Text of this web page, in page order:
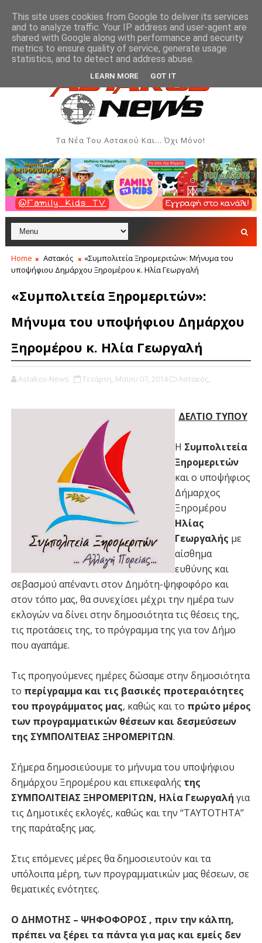
Ιονίου στον Αστακό ΠΟΛΙΤΙΣΜΌΣ Σήμερα η Έκθεση
Τα Νέα Του Αστακού Και... Όχι Μόνο!
Home Αστακός
«Συμπολιτεία Ξηρομεριτών»: Μήνυμα του
υποψήφιου Δημάρχου Ξηρομέρου κ. Ηλία Γεωργαλή
«Συμπολιτεία Ξηρομεριτών»:
Μήνυμα του υποψήφιου Δημάρχου
Ξηρομέρου κ. Ηλία Γεωργαλή
Astakos-News Τετάρτη, Μαΐου 07, 2014 Αστακός,
ΔΕΛΤΙΟ ΤΥΠΟΥ
Η Συμπολιτεία
Ξηρομεριτών
και ο υποψήφιος
Δήμαρχος
Ξηρομέρου
Ηλίας
Γεωργαλής με
αίσθημα
ευθύνης και
σεβασμού απέναντι στον Δημότη-ψηφοφόρο και
στον τόπο μας, θα συνεχίσει μέχρι την ημέρα των
εκλογών να δίνει στην δημοσιότητα τις θέσεις της,
τις προτάσεις της, το πρόγραμμα της για τον Δήμο
που αγαπάμε.
Τις προηγούμενες ημέρες δώσαμε στην δημοσιότητα
το περίγραμμα και τις βασικές προτεραιότητες
του προγράμματος μας, καθώς και το πρώτο μέρος
των προγραμματικών θέσεων και δεσμεύσεων
της ΣΥΜΠΟΛΙΤΕΙΑΣ ΞΗΡΟΜΕΡΙΤΩΝ.
Σήμερα δημοσιεύουμε το μήνυμα του υποψήφιου
δημάρχου Ξηρομέρου και επικεφαλής της
ΣΥΜΠΟΛΙΤΕΙΑΣ ΞΗΡΟΜΕΡΙΤΩΝ, Ηλία Γεωργαλή για
τις Δημοτικές εκλογές, καθώς και την ‘‘ΤΑΥΤΟΤΗΤΑ’’
της παράταξης μας.
Στις επόμενες μέρες θα δημοσιευτούν και τα
υπόλοιπα μέρη, των προγραμματικών μας θέσεων, σε
θεματικές ενότητες.
Ο ΔΗΜΟΤΗΣ – ΨΗΦΟΦΟΡΟΣ , πριν την κάλπη,
πρέπει να ξέρει τα πάντα για μας και εμείς δεν
This site uses cookies from Google to deliver its services
and to analyze traffic. Your IP address and user-agent are
shared with Google along with performance and security
metrics to ensure quality of service, generate usage
statistics, and to detect and address abuse.
LEARN MORE GOT IT